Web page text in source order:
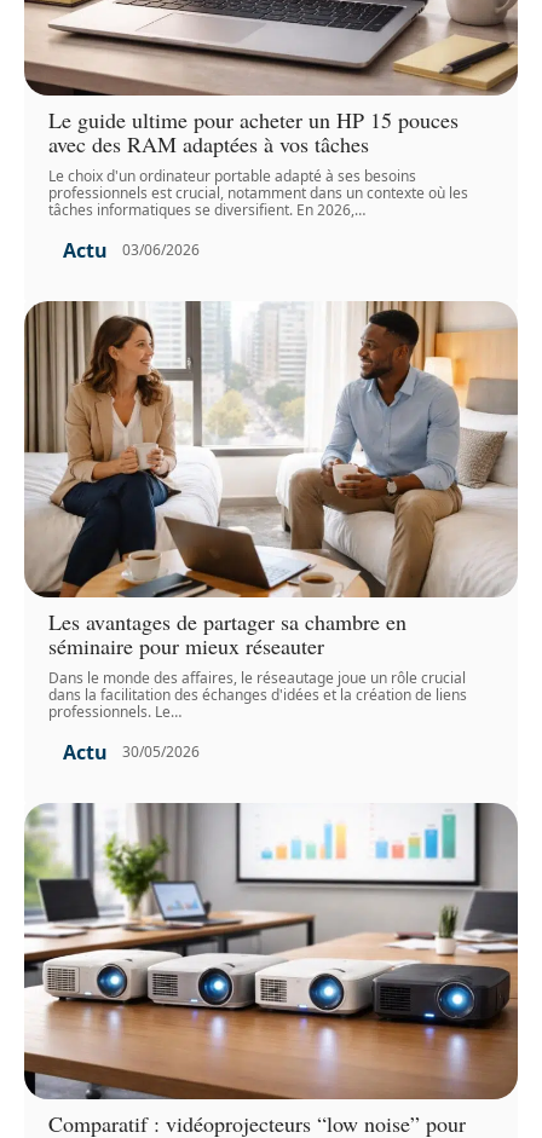
Le guide ultime pour acheter un HP 15 pouces
avec des RAM adaptées à vos tâches
Le choix d'un ordinateur portable adapté à ses besoins
professionnels est crucial, notamment dans un contexte où les
tâches informatiques se diversifient. En 2026,…
Actu 03/06/2026
Les avantages de partager sa chambre en
séminaire pour mieux réseauter
Dans le monde des affaires, le réseautage joue un rôle crucial
dans la facilitation des échanges d'idées et la création de liens
professionnels. Le…
Actu 30/05/2026
Comparatif : vidéoprojecteurs “low noise” pour